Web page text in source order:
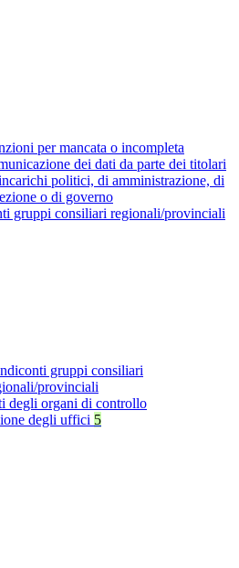
per mancata o incompleta
dei dati da parte dei titolari
politici, di amministrazione, di
o di governo
gruppi consiliari regionali/provinciali
gruppi consiliari
provinciali
degli organi di controllo
degli uffici 5